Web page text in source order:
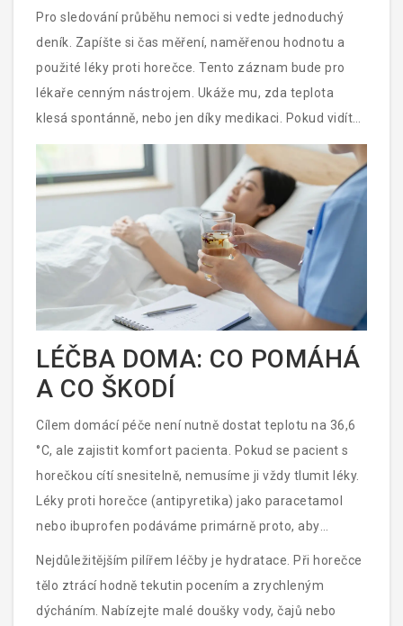
přesné a bezpečné. Infračervené ušní teploměry jsou
rychlé, ale jejich přesnost závisí na správném umístění
sondy a čistotě zvukovodu.
Pro sledování průběhu nemoci si vedte jednoduchý
deník. Zapíšte si čas měření, naměřenou hodnotu a
použité léky proti horečce. Tento záznam bude pro
lékaře cenným nástrojem. Ukáže mu, zda teplota
klesá spontánně, nebo jen díky medikaci. Pokud vidíte,
že intervaly mezi dávkami paracetamolu se zkracují a
teplota znovu stoupá, je to indikátor, že onemocnění
možná neprobíhá rutinním kursem.
LÉČBA DOMA: CO POMÁHÁ
A CO ŠKODÍ
Cílem domácí péče není nutně dostat teplotu na 36,6
°C, ale zajistit komfort pacienta. Pokud se pacient s
horečkou cítí snesitelně, nemusíme ji vždy tlumit léky.
Léky proti horečce (antipyretika) jako paracetamol
nebo ibuprofen podáváme primárně proto, aby
zmírnila bolesti a umožnily pacientovi odpočívat a pít.
Nejdůležitějším pilířem léčby je hydratace. Při horečce
tělo ztrácí hodně tekutin pocením a zrychleným
dýcháním. Nabízejte malé doušky vody, čajů nebo